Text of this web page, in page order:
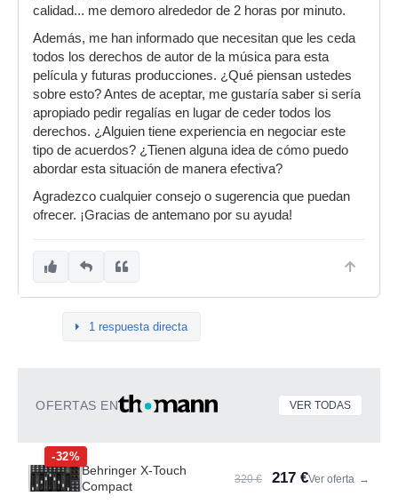
calidad... me demoro alrededor de 2 horas por minuto.
Además, me han informado que necesitan que les ceda
todos los derechos de autor de la música para esta
película y futuras producciones. ¿Qué piensan ustedes
sobre esto? Antes de aceptar, me gustaría saber si sería
apropiado pedir regalías en lugar de ceder todos los
derechos. ¿Alguien tiene experiencia en negociar este
tipo de acuerdos? ¿Tienen alguna idea de cómo puedo
abordar esta situación de manera efectiva?
Agradezco cualquier consejo o sugerencia que puedan
ofrecer. ¡Gracias de antemano por su ayuda!
1 respuesta directa
OFERTAS EN VER TODAS
-32%
Behringer X-Touch
Compact
320 € 217 €Ver oferta →